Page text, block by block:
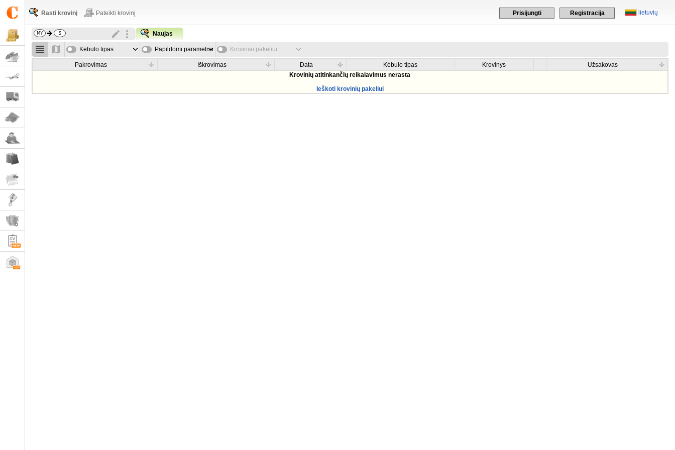
lietuvių
Prisijungti Registracija
Rasti krovinį Pateikti krovinį
Naujas
Kėbulo tipas Papildomi parametrai Kroviniai pakeliui
Pakrovimas Iškrovimas Data Kėbulo tipas Krovinys
Užsakovas
Krovinių atitinkančių reikalavimus nerasta
Ieškoti krovinių pakeliui